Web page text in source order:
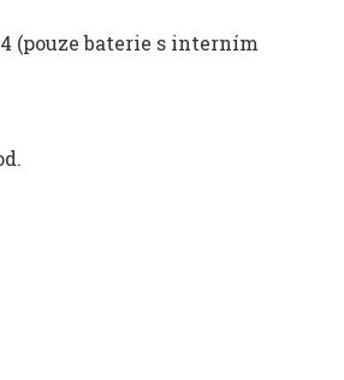
(pouze baterie s interním